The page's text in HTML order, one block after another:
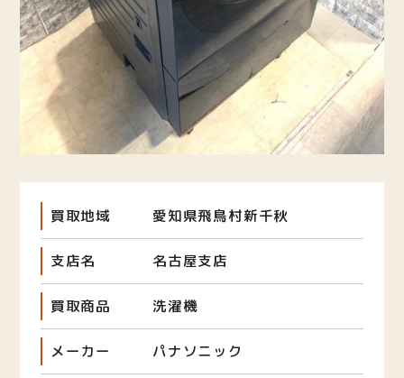
買取地域 愛知県飛鳥村新千秋
支店名 名古屋支店
買取商品 洗濯機
メーカー パナソニック